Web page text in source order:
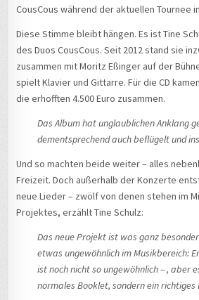
CousCous während der aktuellen Tournee
Diese Stimme bleibt hängen. Es ist Tine
des Duos CousCous. Seit 2012 stand sie
zusammen mit Moritz Eßinger auf der
spielt Klavier und Gittarre. Für die CD
die erhofften 4.500 Euro zusammen.
Das Album hat unglaublichen Anklang
dementsprechend auch beflügelt und
Und so machten beide weiter – alles
Freizeit. Doch außerhalb der Konzerte
neue Lieder – zwölf von denen stehen im
Projektes, erzählt Tine Schulz:
Das neue Projekt ist was ganz
etwas ungewöhnlich im Musikbereich:
ist noch nicht so ungewöhnlich – , aber
normales Booklet, sondern ein richtiges